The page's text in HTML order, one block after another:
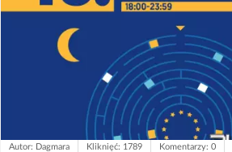
Autor: Dagmara Kliknięć: 1789 Komentarzy: 0